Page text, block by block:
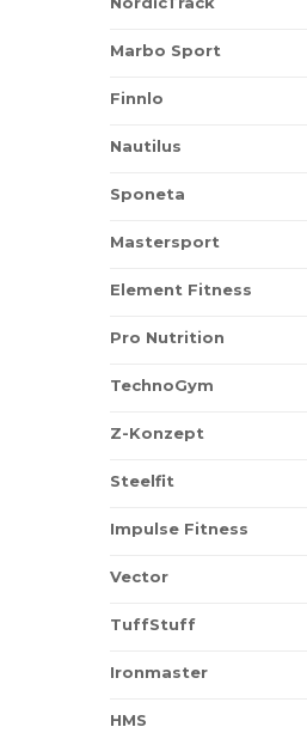
Marbo Sport
Finnlo
Nautilus
Sponeta
Mastersport
Element Fitness
Pro Nutrition
TechnoGym
Z-Konzept
Steelfit
Impulse Fitness
Vector
TuffStuff
Ironmaster
HMS